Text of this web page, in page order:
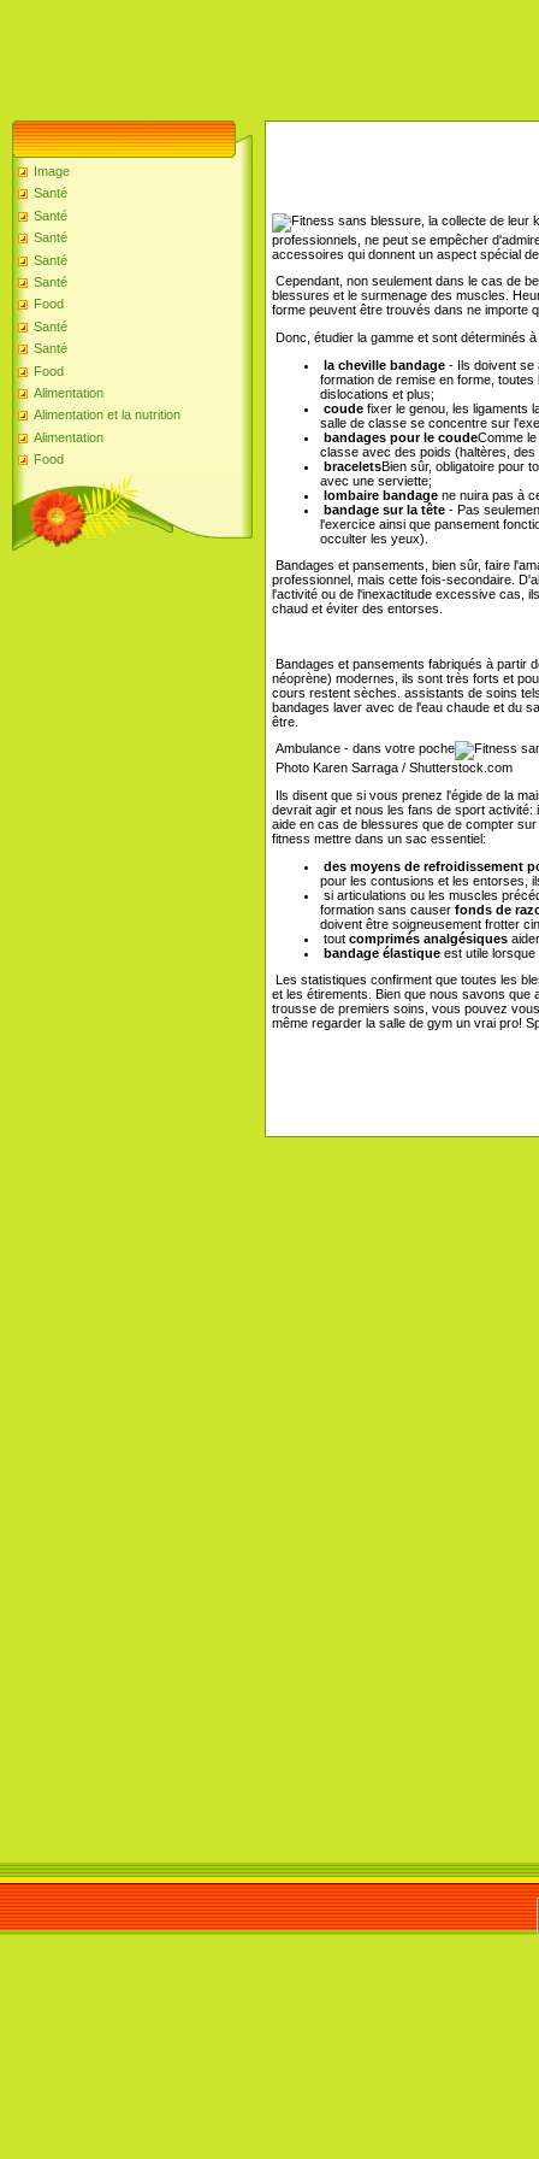
Image
Santé
Santé
Santé
Santé
Santé
Food
Santé
Santé
Food
Alimentation
Alimentation et la nutrition
Alimentation
Food
professionnels, ne peut se empêcher
accessoires qui donnent un aspect spécial
Cependant, non seulement dans le cas de
blessures et le surmenage des muscles.
forme peuvent être trouvés dans ne importe
Donc, étudier la gamme et sont déterminés
la cheville bandage - Ils doivent se
formation de remise en forme,
dislocations et plus;
coude fixer le genou, les ligaments
salle de classe se concentre sur
bandages pour le coudeComme
classe avec des poids (haltères,
braceletsBien sûr, obligatoire pour
avec une serviette;
lombaire bandage ne nuira pas à
bandage sur la tête - Pas
l'exercice ainsi que pansement
occulter les yeux).
Bandages et pansements, bien sûr, faire
professionnel, mais cette fois-secondaire.
l'activité ou de l'inexactitude excessive cas,
chaud et éviter des entorses.
Bandages et pansements fabriqués à partir
néoprène) modernes, ils sont très forts et
cours restent sèches. assistants de soins
bandages laver avec de l'eau chaude et du
être.
Ambulance - dans votre poche
Photo Karen Sarraga / Shutterstock.com
Ils disent que si vous prenez l'égide de la
devrait agir et nous les fans de sport
aide en cas de blessures que de compter
fitness mettre dans un sac essentiel:
des moyens de refroidissement
pour les contusions et les entorses,
si articulations ou les muscles
formation sans causer fonds de
doivent être soigneusement frotter
tout comprimés analgésiques
bandage élastique est utile
Les statistiques confirment que toutes les
et les étirements. Bien que nous savons que
trousse de premiers soins, vous pouvez
même regarder la salle de gym un vrai pro!